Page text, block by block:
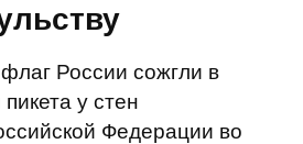
России сожгли в
пикета у стен
Федерации во